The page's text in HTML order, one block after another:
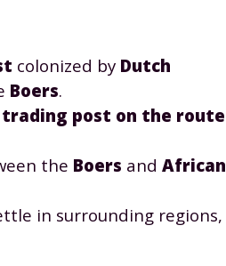
colonized by Dutch
Boers.
post on the route
the Boers and African
in surrounding regions,